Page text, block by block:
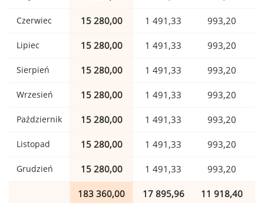
Czerwiec 15 280,00 1 491,33 993,20
Lipiec 15 280,00 1 491,33 993,20
Sierpień 15 280,00 1 491,33 993,20
Wrzesień 15 280,00 1 491,33 993,20
Październik 15 280,00 1 491,33 993,20
Listopad 15 280,00 1 491,33 993,20
Grudzień 15 280,00 1 491,33 993,20
183 360,00 17 895,96 11 918,40